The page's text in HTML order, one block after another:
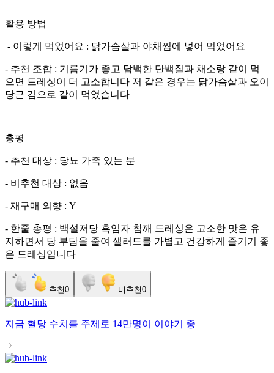
활용 방법
- 이렇게 먹었어요 : 닭가슴살과 야채찜에 넣어 먹었어요
- 추천 조합 : 기름기가 좋고 담백한 단백질과 채소랑 같이 먹
으면 드레싱이 더 고소합니다 저 같은 경우는 닭가슴살과 오이
당근 김으로 같이 먹었습니다
총평
- 추천 대상 : 당뇨 가족 있는 분
- 비추천 대상 : 없음
- 재구매 의향 : Y
- 한줄 총평 : 백설저당 흑임자 참깨 드레싱은 고소한 맛은 유
지하면서 당 부담을 줄여 샐러드를 가볍고 건강하게 즐기기 좋
은 드레싱입니다
추천0 비추천0
지금 혈당 수치 를 주제로 14만명이 이야기 중